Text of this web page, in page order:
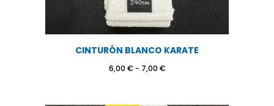
CINTURÓN BLANCO KARATE
6,00 € - 7,00 €Rango